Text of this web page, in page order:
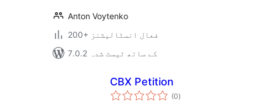
Anton Voytenko
200+ فعال انسٹالیشنز
7.0.2 کے ساتھ ٹیسٹ شدہ
CBX Petition
(0مجموعی
درجہ
)